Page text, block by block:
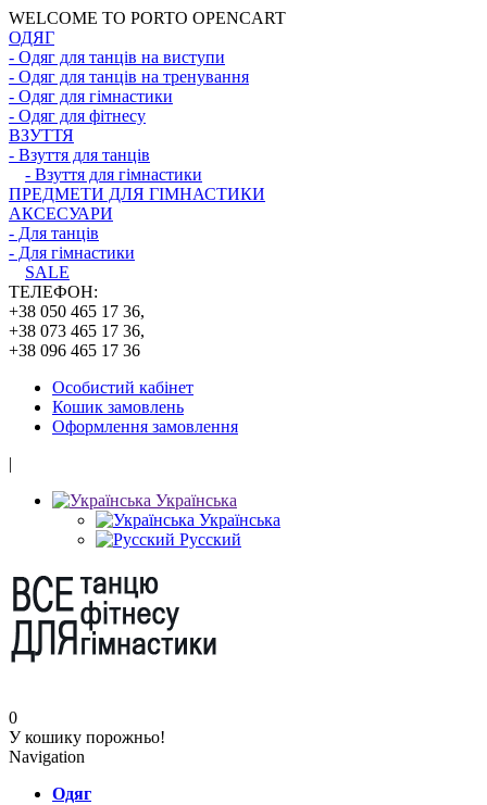
WELCOME TO PORTO OPENCART
ОДЯГ
- Одяг для танців на виступи
- Одяг для танців на тренування
- Одяг для гімнастики
- Одяг для фітнесу
ВЗУТТЯ
- Взуття для танців
- Взуття для гімнастики
ПРЕДМЕТИ ДЛЯ ГІМНАСТИКИ
АКСЕСУАРИ
- Для танців
- Для гімнастики
SALE
ТЕЛЕФОН:
+38 050 465 17 36,
+38 073 465 17 36,
+38 096 465 17 36
Особистий кабінет
Кошик замовлень
Оформлення замовлення
|
Українська
Українська
Русский
0
У кошику порожньо!
Navigation
Одяг